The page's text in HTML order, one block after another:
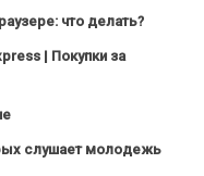
что делать?
| Покупки за
слушает молодежь